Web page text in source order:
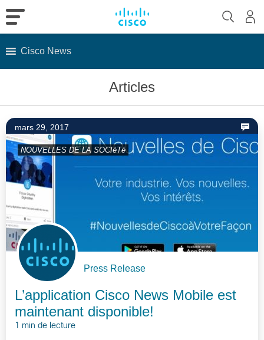
Cisco News
Articles
mars 29, 2017
NOUVELLES DE LA SOCIéTé
Press Release
L’application Cisco News Mobile est
maintenant disponible!
1 min de lecture